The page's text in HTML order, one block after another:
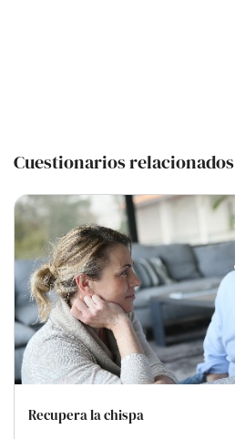
Cuestionarios relacionados
Recupera la chispa